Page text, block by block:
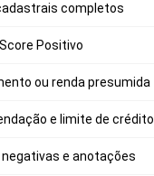
completos
Positivo
ou renda presumida
e limite de crédito
negativas e anotações